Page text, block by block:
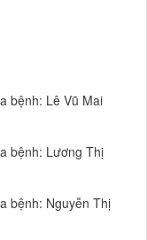
bệnh: Lê Vũ Mai
bệnh: Lương Thị
bệnh: Nguyễn Thị